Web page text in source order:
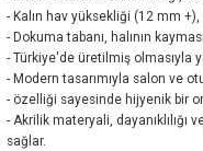
- Kalın hav yüksekliği (12 mm
- Dokuma tabanı, halının
- Türkiye'de üretilmiş olmasıyla
- Modern tasarımıyla salon ve
- özelliği sayesinde hijyenik bir
- Akrilik materyali, dayanıklılığı
sağlar.